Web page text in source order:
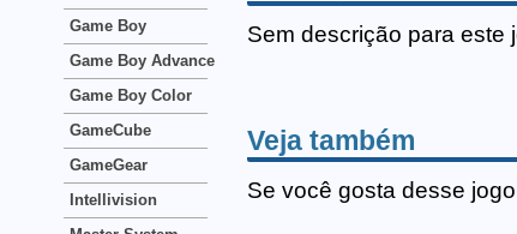
Sem descrição para este
Veja também
Se você gosta desse
Game Boy
Game Boy Advance
Game Boy Color
GameCube
GameGear
Intellivision